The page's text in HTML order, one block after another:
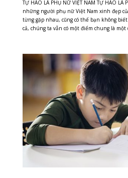
TỰ HÀO LÀ PHỤ NỮ VIỆT NAM TỰ HÀO LÀ
những người phụ nữ Việt Nam xinh đẹp
từng gặp nhau, cũng có thể bạn không
cả, chúng ta vẫn có một điểm chung là